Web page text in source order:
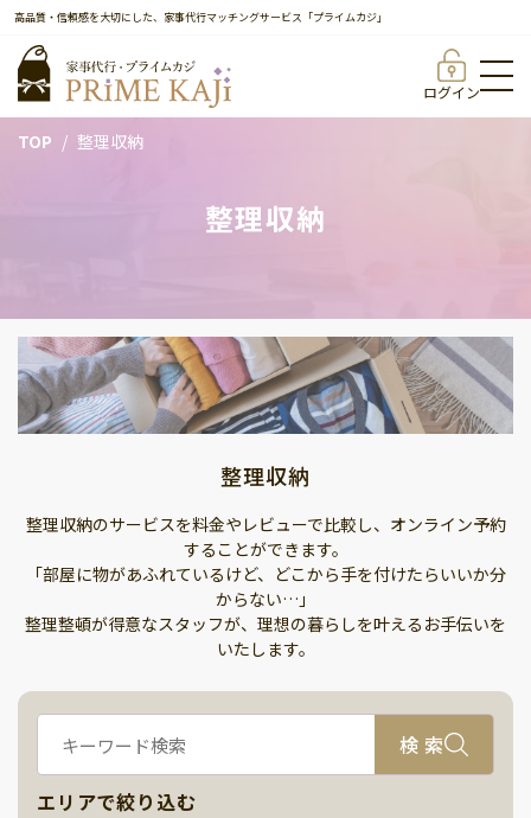
高品質・信頼感を大切にした、家事代行マッチングサービス「プライムカジ」
ログイン
TOP 整理収納
整理収納
整理収納
整理収納のサービスを料金やレビューで比較し、オンライン予約
することができます。
「部屋に物があふれているけど、どこから手を付けたらいいか分
からない…」
整理整頓が得意なスタッフが、理想の暮らしを叶えるお手伝いを
いたします。
検 索
エリアで絞り込む